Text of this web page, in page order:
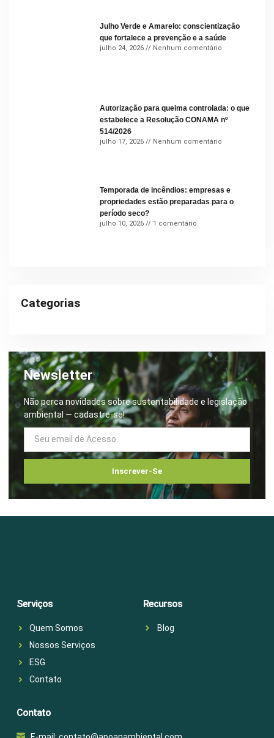
Julho Verde e Amarelo: conscientização
que fortalece a prevenção e a saúde
julho 24, 2026 Nenhum comentário
Autorização para queima controlada: o que
estabelece a Resolução CONAMA nº
514/2026
julho 17, 2026 Nenhum comentário
Temporada de incêndios: empresas e
propriedades estão preparadas para o
período seco?
julho 10, 2026 1 comentário
Categorias
Newsletter
Não perca novidades sobre sustentabilidade e legislação
ambiental — cadastre-se!
Inscrever-Se
Serviços
Quem Somos
Nossos Serviços
ESG
Contato
Recursos
Blog
Contato